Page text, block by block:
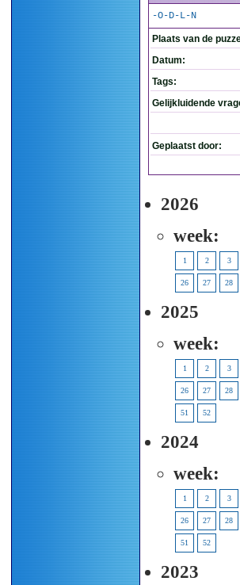
-O-D-L-N
Plaats van de
Datum:
Tags:
Gelijkluidende
Geplaatst door:
2026
week:
1 2 3
26 27 28
2025
week:
1 2 3
26 27 28
51 52
2024
week:
1 2 3
26 27 28
51 52
2023